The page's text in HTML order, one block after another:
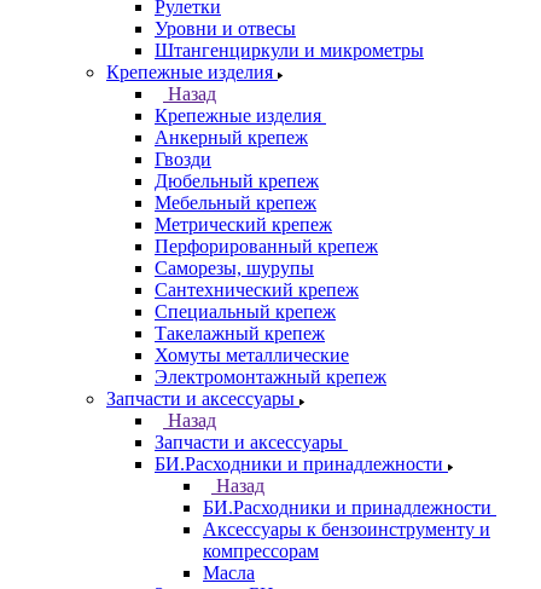
Рулетки
Уровни и отвесы
Штангенциркули и микрометры
Крепежные изделия
Назад
Крепежные изделия
Анкерный крепеж
Гвозди
Дюбельный крепеж
Мебельный крепеж
Метрический крепеж
Перфорированный крепеж
Саморезы, шурупы
Сантехнический крепеж
Специальный крепеж
Такелажный крепеж
Хомуты металлические
Электромонтажный крепеж
Запчасти и аксессуары
Назад
Запчасти и аксессуары
БИ.Расходники и принадлежности
Назад
БИ.Расходники и принадлежности
Аксессуары к бензоинструменту и
компрессорам
Масла